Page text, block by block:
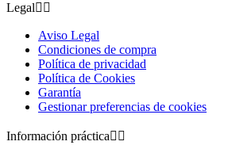
Legal 
Aviso Legal
Condiciones de compra
Política de privacidad
Política de Cookies
Garantía
Gestionar preferencias de cookies
Información práctica 